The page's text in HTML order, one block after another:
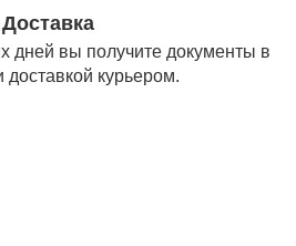
Доставка
дней вы получите документы в
курьером.